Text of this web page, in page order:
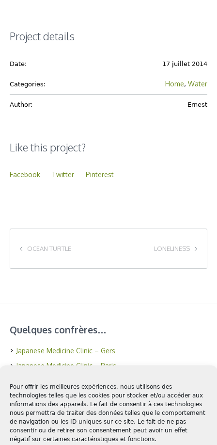
Pour offrir les meilleures expériences, nous utilisons des
technologies telles que les cookies pour stocker et/ou accéder aux
informations des appareils. Le fait de consentir à ces technologies
nous permettra de traiter des données telles que le comportement
de navigation ou les ID uniques sur ce site. Le fait de ne pas
consentir ou de retirer son consentement peut avoir un effet
négatif sur certaines caractéristiques et fonctions.
Project details
Date: 17 juillet 2014
Categories: Home, Water
Author: Ernest
Like this project?
Facebook Twitter Pinterest
LONELINESS
OCEAN TURTLE
Quelques confrères…
Japanese Medicine Clinic – Gers
Japanese Medicine Clinic – Paris
Juliana figueiredo
Formations